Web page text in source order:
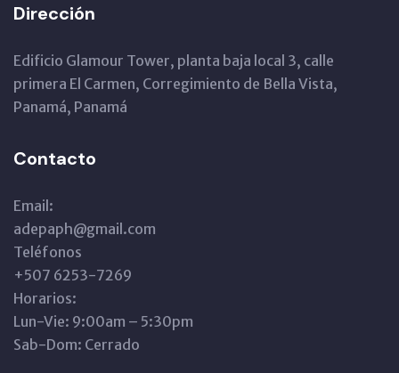
Dirección
Edificio Glamour Tower, planta baja local 3, calle
primera El Carmen, Corregimiento de Bella Vista,
Panamá, Panamá
Contacto
Email:
adepaph@gmail.com
Teléfonos
+507 6253-7269
Horarios:
Lun-Vie: 9:00am – 5:30pm
Sab-Dom: Cerrado